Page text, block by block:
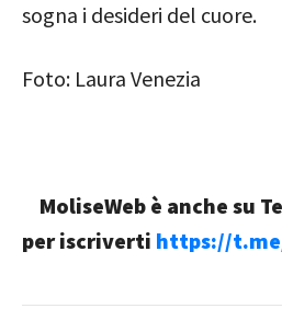
sogna i desideri del cuore.
Foto: Laura Venezia
MoliseWeb è anche su
per iscriverti https://